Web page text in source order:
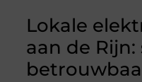
Lokale
aan de Rijn: